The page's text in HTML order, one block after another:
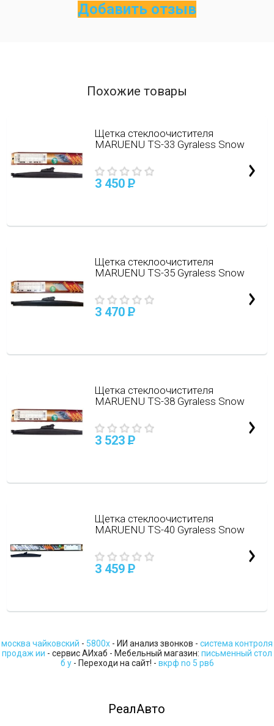
Добавить отзыв
Похожие товары
Щетка стеклоочистителя
MARUENU TS-33 Gyraless Snow
3 450 P
Щетка стеклоочистителя
MARUENU TS-35 Gyraless Snow
3 470 P
Щетка стеклоочистителя
MARUENU TS-38 Gyraless Snow
3 523 P
Щетка стеклоочистителя
MARUENU TS-40 Gyraless Snow
3 459 P
москва чайковский - 5800x - ИИ анализ звонков - система контроля
продаж ии - сервис АИхаб - Мебельный магазин: письменный стол
б у- Переходи на сайт! - вкрф no 5 рв6
РеалАвто